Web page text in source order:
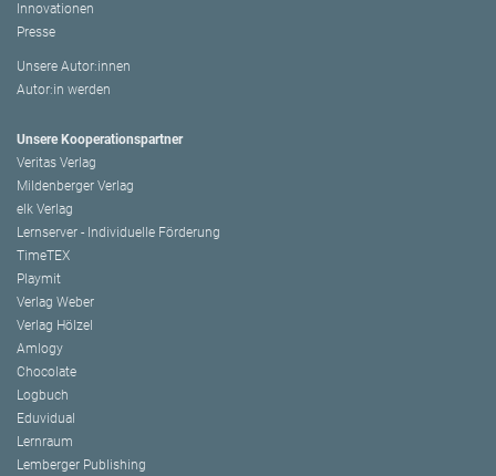
Innovationen
Presse
Unsere Autor:innen
Autor:in werden
Unsere Kooperationspartner
Veritas Verlag
Mildenberger Verlag
elk Verlag
Lernserver - Individuelle Förderung
TimeTEX
Playmit
Verlag Weber
Verlag Hölzel
Amlogy
Chocolate
Logbuch
Eduvidual
Lernraum
Lemberger Publishing